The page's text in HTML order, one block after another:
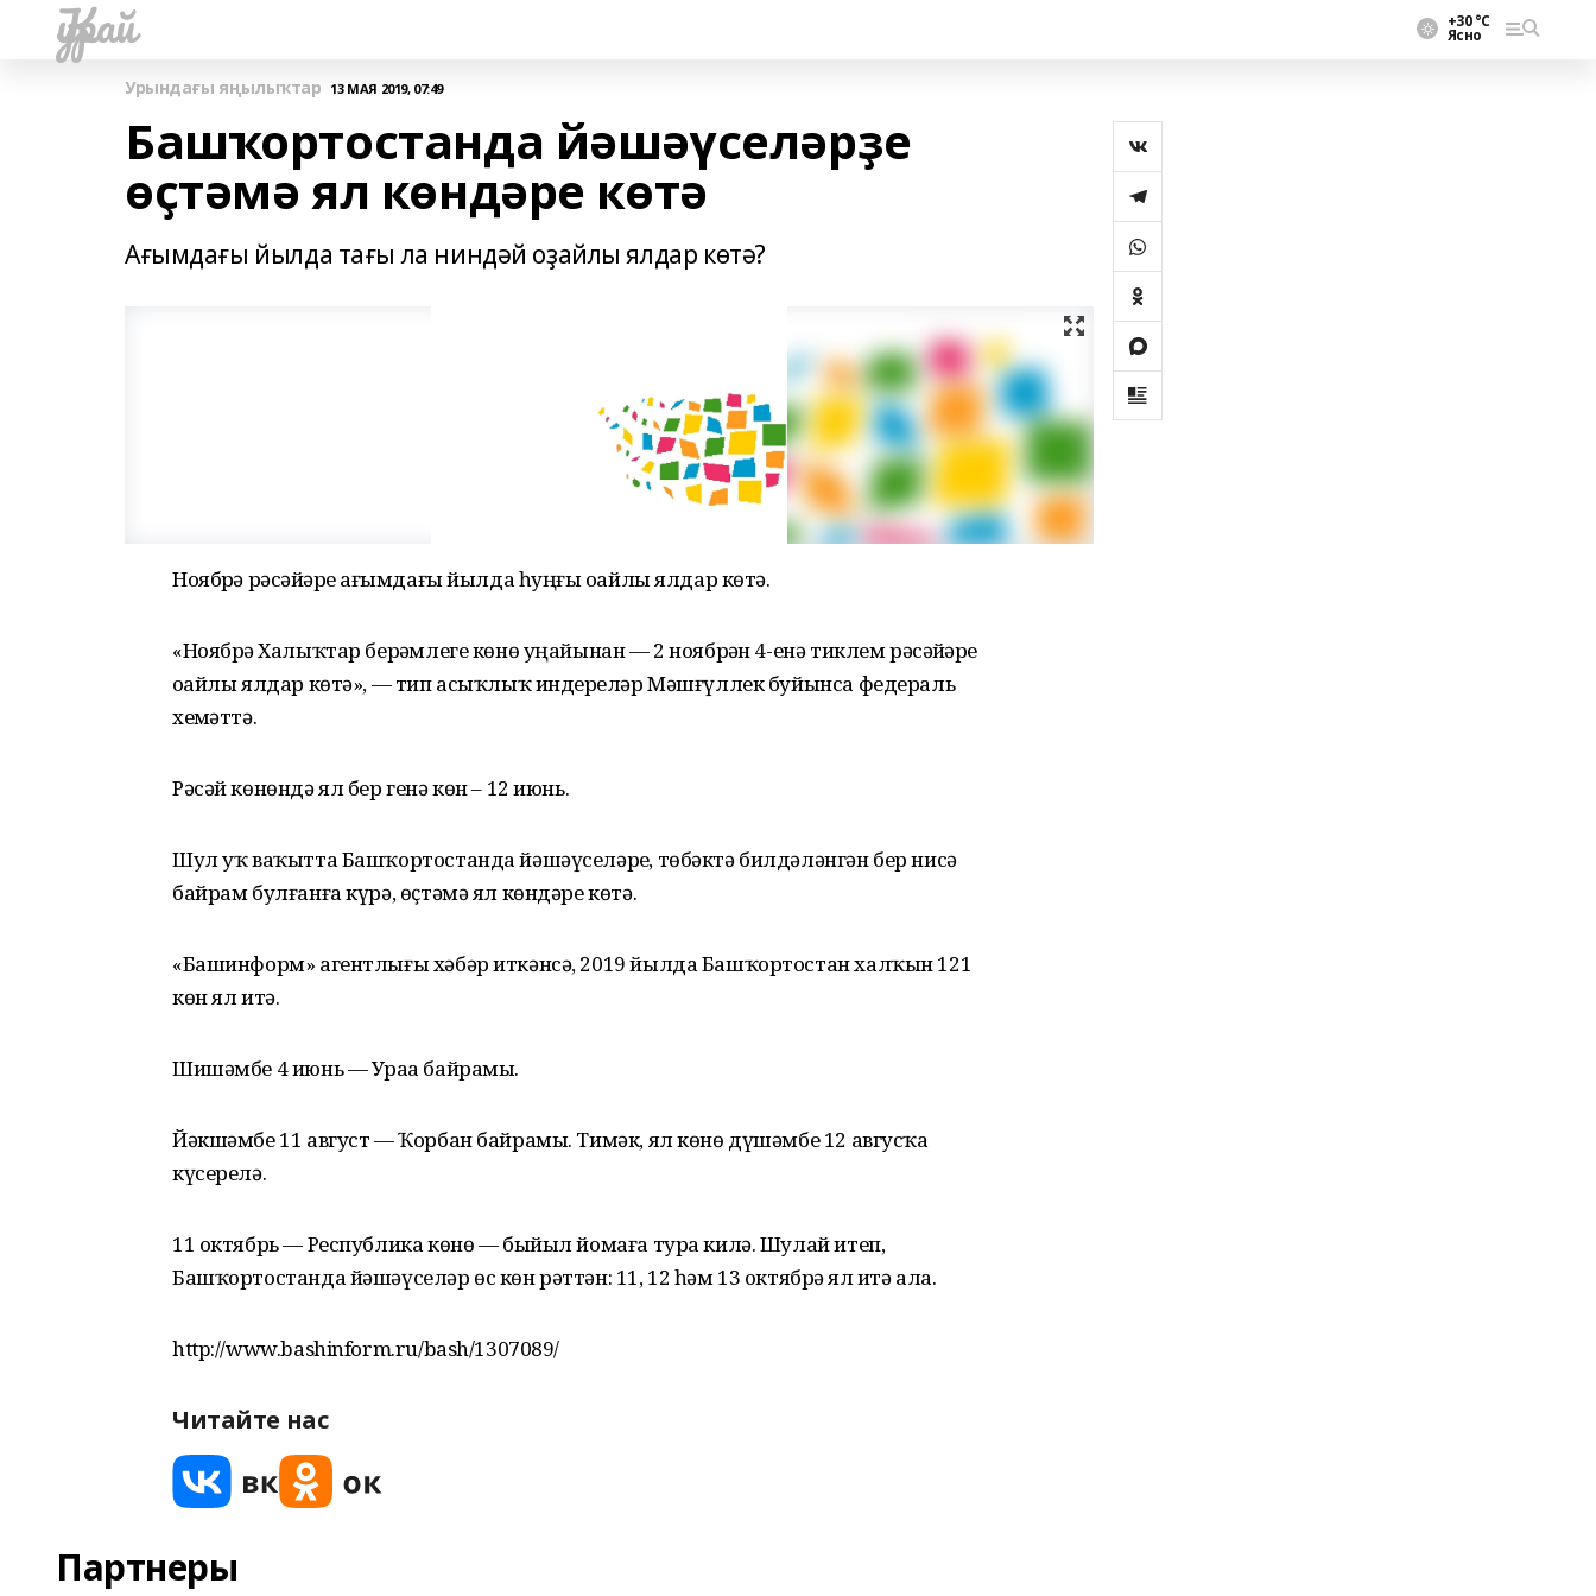
Ҡурай +30 °С
Ясно
Урындағы яңылыҡтар 13 МАЯ 2019, 07:49
Башҡортостанда йәшәүселәрҙе
өҫтәмә ял көндәре көтә
Ағымдағы йылда тағы ла ниндәй оҙайлы ялдар көтә?
Ноябрҙә рәсәйҙәрҙе ағымдағы йылда һуңғы оҙайлы ялдар көтә.
«Ноябрҙә Халыҡтар берҙәмлеге көнө уңайынан — 2 ноябрҙән 4-енә тиклем рәсәйҙәрҙе
оҙайлы ялдар көтә», — тип асыҡлыҡ индерҙеләр Мәшғүллек буйынса федераль
хеҙмәттә.
Рәсәй көнөндә ял бер генә көн – 12 июнь.
Шул уҡ ваҡытта Башҡортостанда йәшәүселәрҙе, төбәктә билдәләнгән бер нисә
байрам булғанға күрә, өҫтәмә ял көндәре көтә.
«Башинформ» агентлығы хәбәр иткәнсә, 2019 йылда Башҡортостан халҡын 121
көн ял итә.
Шишәмбе 4 июнь — Ураҙа байрамы.
Йәкшәмбе 11 август — Ҡорбан байрамы. Тимәк, ял көнө дүшәмбе 12 авгусҡа
күсерелә.
11 октябрь — Республика көнө — быйыл йомаға тура килә. Шулай итеп,
Башҡортостанда йәшәүселәр өс көн рәттән: 11, 12 һәм 13 октябрҙә ял итә ала.
http://www.bashinform.ru/bash/1307089/
Читайте нас
Партнеры